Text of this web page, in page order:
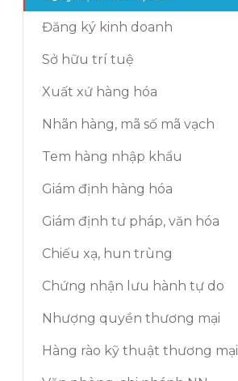
Đăng ký kinh doanh
Sở hữu trí tuệ
Xuất xứ hàng hóa
Nhãn hàng, mã số mã vạch
Tem hàng nhập khẩu
Giám định hàng hóa
Giám định tư pháp, văn hóa
Chiếu xạ, hun trùng
Chứng nhận lưu hành tự do
Nhượng quyền thương mại
Hàng rào kỹ thuật thương mại